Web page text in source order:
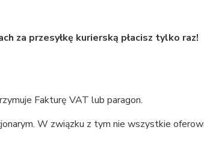
za przesyłkę kurierską płacisz tylko raz!
Fakturę VAT lub paragon.
W związku z tym nie wszystkie